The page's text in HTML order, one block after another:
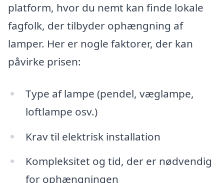
platform, hvor du nemt kan finde lokale
fagfolk, der tilbyder ophængning af
lamper. Her er nogle faktorer, der kan
påvirke prisen:
Type af lampe (pendel, væglampe,
loftlampe osv.)
Krav til elektrisk installation
Kompleksitet og tid, der er nødvendig
for ophængningen